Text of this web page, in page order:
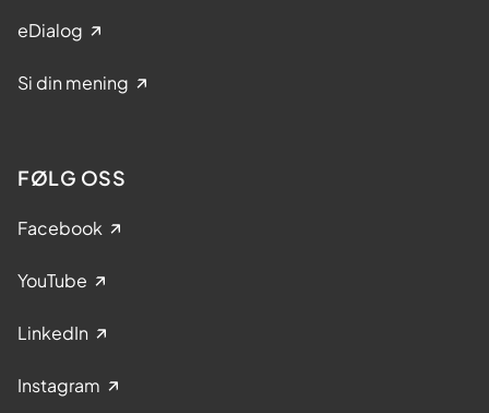
eDialog
Si din mening
FØLG OSS
Facebook
YouTube
LinkedIn
Instagram